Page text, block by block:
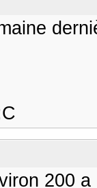
200